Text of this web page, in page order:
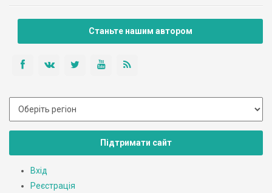
Станьте нашим автором
Підтримати сайт
Вхід
Реєстрація